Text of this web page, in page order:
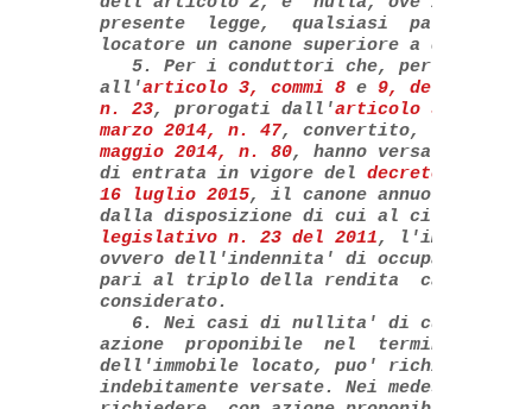
presente  legge,  qualsiasi
locatore un canone superiore a quello
5. Per i conduttori che, per gli
all'articolo 3, commi 8 e 9, del
n. 23, prorogati dall'articolo 5,
marzo 2014, n. 47, convertito,  con
maggio 2014, n. 80, hanno versato, nel
di entrata in vigore del decreto
16 luglio 2015, il canone annuo di
dalla disposizione di cui al citato
legislativo n. 23 del 2011, l'importo del
ovvero dell'indennita' di occupazione
pari al triplo della rendita  catastale
considerato.
6. Nei casi di nullita' di cui  al
azione  proponibile  nel  termine  di
dell'immobile locato, puo' richiedere
indebitamente versate. Nei medesimi